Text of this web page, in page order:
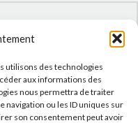
utilisons des technologies
aux informations des
nous permettra de traiter
navigation ou les ID uniques sur
son consentement peut avoir